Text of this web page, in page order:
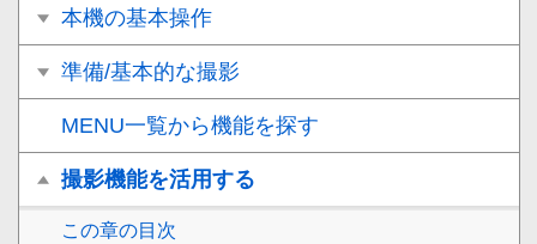
本機の基本操作
準備/基本的な撮影
MENU一覧から機能を探す
撮影機能を活用する
この章の目次